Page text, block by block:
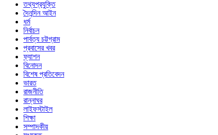
তথ্যপ্রযুক্তি
দৈনন্দিন আইন
ধর্ম
নির্বাচন
পার্বত্য চট্টগ্রাম
প্রবাসের খবর
ফ্যাশন
বিনোদন
বিশেষ প্রতিবেদন
ভারত
রাজনীতি
রান্নাঘর
লাইফস্টাইল
শিক্ষা
সম্পাদকীয়